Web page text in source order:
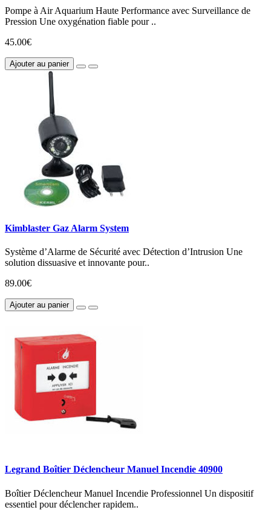
Pompe à Air Aquarium Haute Performance avec Surveillance de
Pression Une oxygénation fiable pour ..
45.00€
Ajouter au panier
Kimblaster Gaz Alarm System
Système d’Alarme de Sécurité avec Détection d’Intrusion Une
solution dissuasive et innovante pour..
89.00€
Ajouter au panier
Legrand Boîtier Déclencheur Manuel Incendie 40900
Boîtier Déclencheur Manuel Incendie Professionnel Un dispositif
essentiel pour déclencher rapidem..